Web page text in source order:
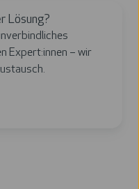
Lösung?
Expert:innen – wir